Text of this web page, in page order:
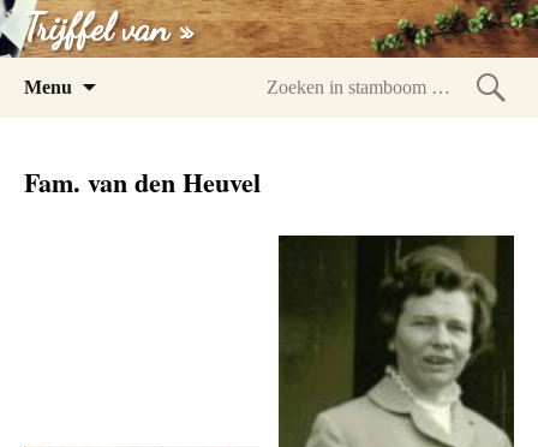
Trijffel van »
Menu
Fam. van den Heuvel